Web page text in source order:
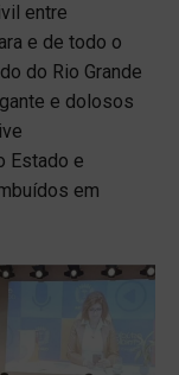
entre
e de todo o
do Rio Grande
e dolosos
Estado e
em